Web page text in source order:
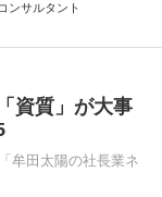
ンサルタント
資質」が大事
牟田太陽の社長業ネ